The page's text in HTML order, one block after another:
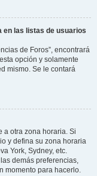
en las listas de usuarios
de Foros”, encontrará
opción y solamente
mismo. Se le contará
a otra zona horaria. Si
y defina su zona horaria
York, Sydney, etc.
demás preferencias,
momento para hacerlo.